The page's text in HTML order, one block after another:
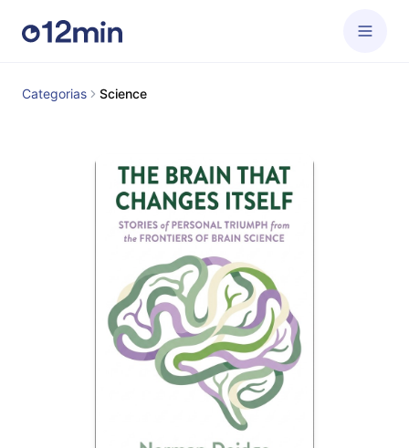
Categorias Science